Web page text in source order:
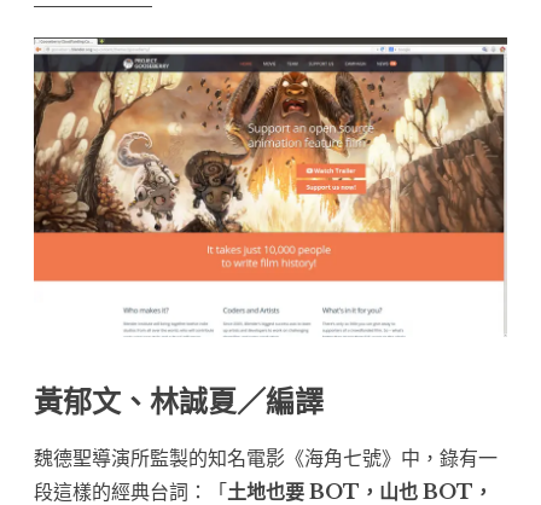
黃郁文、林誠夏／編譯
魏德聖導演所監製的知名電影《海角七號》中，錄有一
段這樣的經典台詞：「土地也要 BOT，山也 BOT，